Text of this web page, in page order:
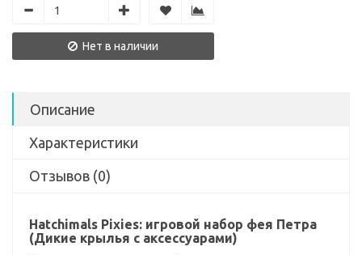
Нет в наличии
Описание
Характеристики
Отзывов (0)
Hatchimals Pixies: игровой набор фея Петра
(Дикие крылья с аксессуарами)